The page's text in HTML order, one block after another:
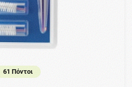
61 Πόντοι